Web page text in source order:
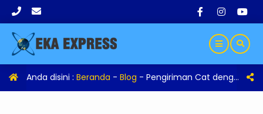
Anda disini : Beranda - Blog - Pengiriman Cat dengan Ekspedisi Eka Express: Memastikan Keamanan Produk Berkualitas Tinggi